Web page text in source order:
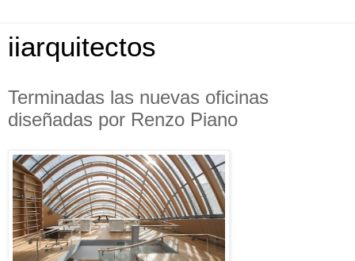
iiarquitectos
Terminadas las nuevas oficinas
diseñadas por Renzo Piano